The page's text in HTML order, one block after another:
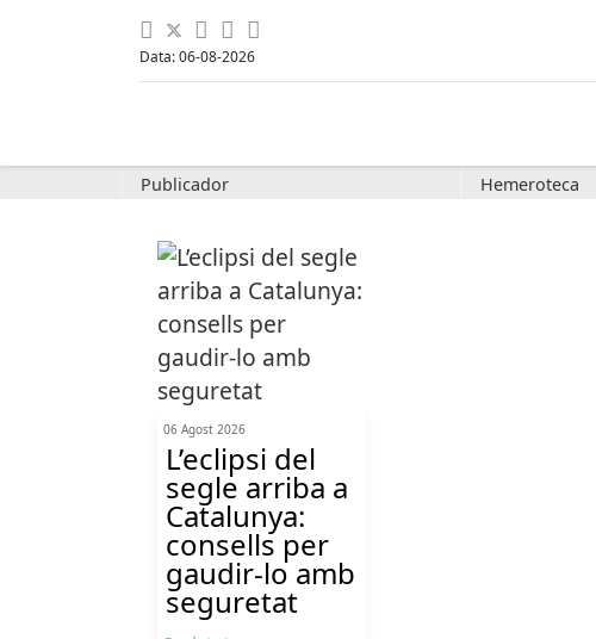
Data: 06-08-2026
Publicador Hemeroteca
06 Agost 2026
L’eclipsi del
segle arriba a
Catalunya:
consells per
gaudir-lo amb
seguretat